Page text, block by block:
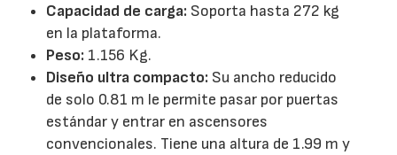
Capacidad de carga: Soporta hasta 272 kg
en la plataforma.
Peso: 1.156 Kg.
Diseño ultra compacto: Su ancho reducido
de solo 0.81 m le permite pasar por puertas
estándar y entrar en ascensores
convencionales. Tiene una altura de 1.99 m y